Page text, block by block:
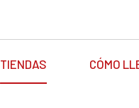
TIENDAS CÓMO